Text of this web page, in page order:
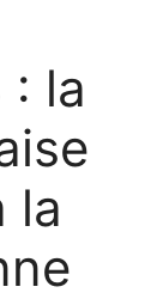
: la
la